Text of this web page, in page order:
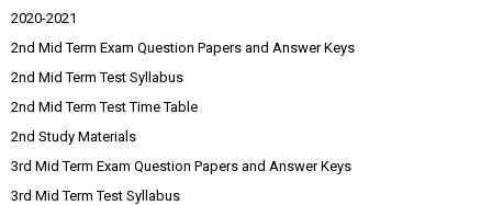
2020-2021
2nd Mid Term Exam Question Papers and Answer Keys
2nd Mid Term Test Syllabus
2nd Mid Term Test Time Table
2nd Study Materials
3rd Mid Term Exam Question Papers and Answer Keys
3rd Mid Term Test Syllabus